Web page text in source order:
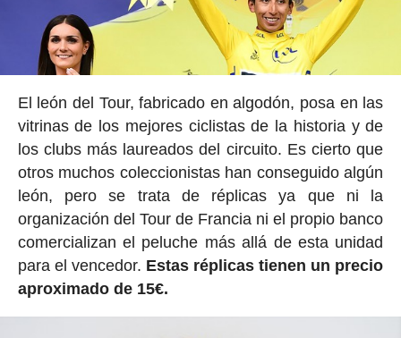
El león del Tour, fabricado en algodón, posa en las
vitrinas de los mejores ciclistas de la historia y de
los clubs más laureados del circuito. Es cierto que
otros muchos coleccionistas han conseguido algún
león, pero se trata de réplicas ya que ni la
organización del Tour de Francia ni el propio banco
comercializan el peluche más allá de esta unidad
para el vencedor. Estas réplicas tienen un precio
aproximado de 15€.